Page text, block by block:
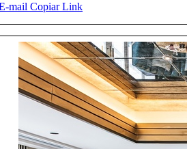
mail Copiar Link